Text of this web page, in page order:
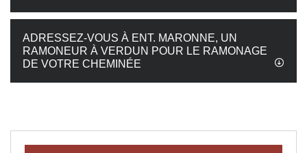
ADRESSEZ-VOUS À ENT. MARONNE, UN
RAMONEUR À VERDUN POUR LE RAMONAGE
DE VOTRE CHEMINÉE